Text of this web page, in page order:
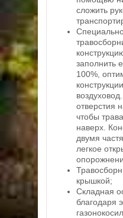
сложить
заполнить
100%,
отверстия
чтобы
наверх.
двумя
легкое
крышкой;
Складная
благодаря